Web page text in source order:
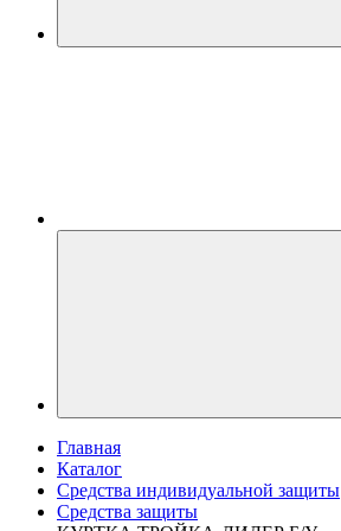
Главная
Каталог
Средства индивидуальной защиты
Средства защиты